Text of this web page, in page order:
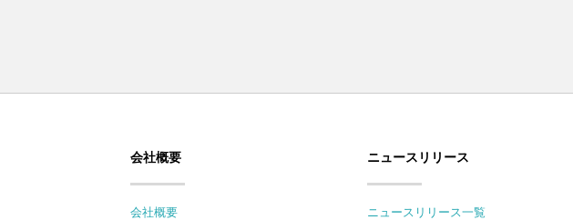
会社概要
会社概要
ニュースリリース
ニュースリリース一覧